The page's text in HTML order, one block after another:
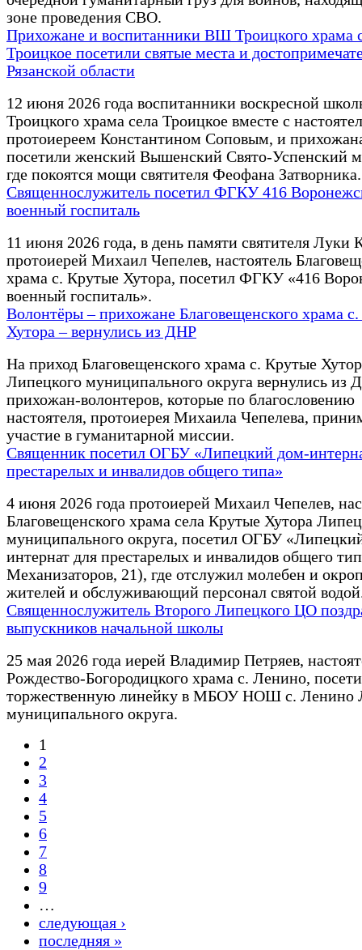
зоне проведения СВО.
Прихожане и воспитанники ВШ Троицкого храма
Троицкое посетили святые места и
Рязанской области
12 июня 2026 года воспитанники воскресной
Троицкого храма села Троицкое вместе с
протоиереем Константином Соповым, и
посетили женский Вышенский Свято-Успенский
где покоятся мощи святителя Феофана Затворника.
Священнослужитель посетил ФГКУ 416
военный госпиталь
11 июня 2026 года, в день памяти святителя Луки
протоиерей Михаил Чепелев, настоятель
храма с. Крутые Хутора, посетил ФГКУ «416
военный госпиталь».
Волонтёры – прихожане Благовещенского храма
Хутора – вернулись из ДНР
На приход Благовещенского храма с. Крутые
Липецкого муниципального округа вернулись из
прихожан-волонтеров, которые по благословению
настоятеля, протоиерея Михаила Чепелева,
участие в гуманитарной миссии.
Священник посетил ОГБУ «Липецкий дом-
престарелых и инвалидов общего типа»
4 июня 2026 года протоиерей Михаил Чепелев,
Благовещенского храма села Крутые Хутора
муниципального округа, посетил ОГБУ
интернат для престарелых и инвалидов общего
Механизаторов, 21), где отслужил молебен и
жителей и обслуживающий персонал святой
Священнослужитель Второго Липецкого ЦО
выпускников начальной школы
25 мая 2026 года иерей Владимир Петряев,
Рождество-Богородицкого храма с. Ленино,
торжественную линейку в МБОУ НОШ с. Ленино
муниципального округа.
Страницы
1
2
3
4
5
6
7
8
9
…
следующая ›
последняя »